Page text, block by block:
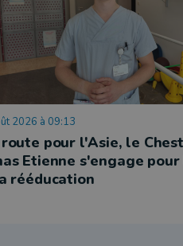
2026 à 09:13
route pour l'Asie, le
Etienne s'engage
rééducation